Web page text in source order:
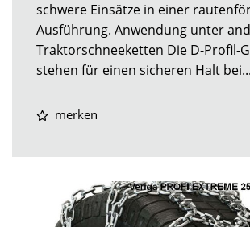
schwere Einsätze in einer
Ausführung. Anwendung unter
Traktorschneeketten Die D-Profil-
stehen für einen sicheren Halt bei...
merken